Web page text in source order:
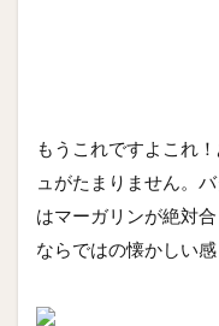
もうこれですよこれ
ュがたまりません。
はマーガリンが絶対
ならではの懐かしい